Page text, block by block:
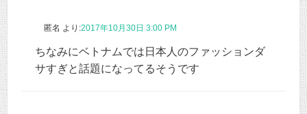
匿名 より:2017年10月30日 3:00 PM
ちなみにベトナムでは日本人のファッションダ
サすぎと話題になってるそうです